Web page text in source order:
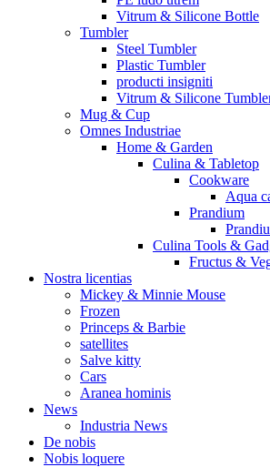
Vitrum & Silicone Bottle
Tumbler
Steel Tumbler
Plastic Tumbler
producti insigniti
Vitrum & Silicone
Mug & Cup
Omnes Industriae
Home & Garden
Culina & Tabletop
Cookware
Aqua
Prandium
Culina Tools &
Fructus &
Nostra licentias
Mickey & Minnie Mouse
Frozen
Princeps & Barbie
satellites
Salve kitty
Cars
Aranea hominis
News
Industria News
De nobis
Nobis loquere